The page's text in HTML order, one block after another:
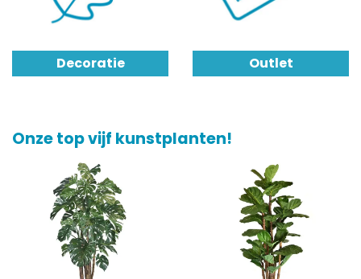
Decoratie Outlet
Onze top vijf kunstplanten!